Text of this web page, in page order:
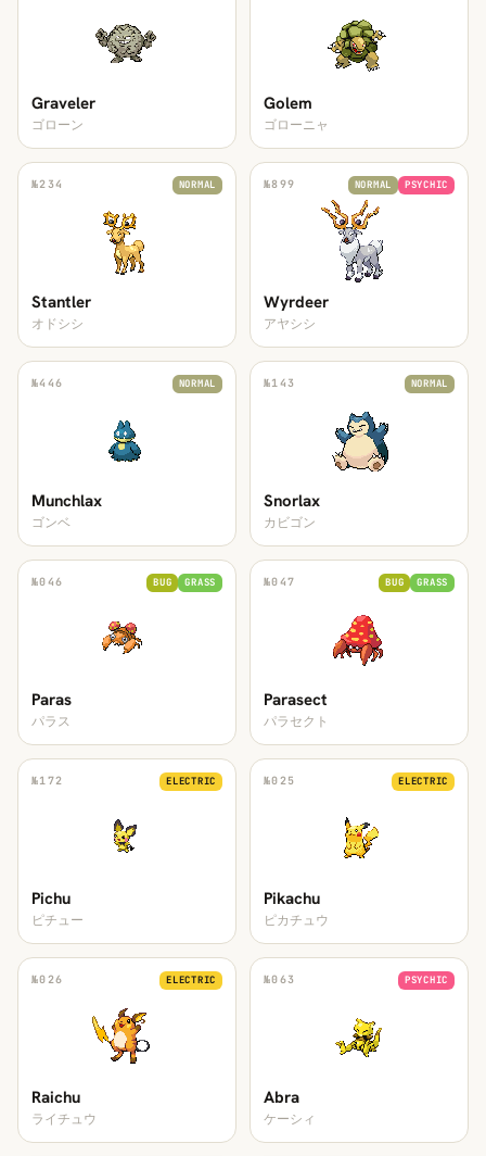
Graveler
ゴローン
Golem
ゴローニャ
№234 NORMAL
Stantler
オドシシ
№899 NORMAL PSYCHIC
Wyrdeer
アヤシシ
№446 NORMAL
Munchlax
ゴンベ
№143 NORMAL
Snorlax
カビゴン
№046 BUG GRASS
Paras
パラス
№047 BUG GRASS
Parasect
パラセクト
№172 ELECTRIC
Pichu
ピチュー
№025 ELECTRIC
Pikachu
ピカチュウ
№026 ELECTRIC
Raichu
ライチュウ
№063 PSYCHIC
Abra
ケーシィ